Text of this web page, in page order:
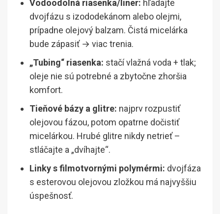
Vodoodolná riasenka/liner: hľadajte
dvojfázu s izododekánom alebo olejmi,
prípadne olejový balzam. Čistá micelárka
bude zápasiť → viac trenia.
„Tubing“ riasenka: stačí vlažná voda + tlak;
oleje nie sú potrebné a zbytočne zhoršia
komfort.
Tieňové bázy a glitre: najprv rozpustiť
olejovou fázou, potom opatrne dočistiť
micelárkou. Hrubé glitre nikdy netrieť –
stláčajte a „dvíhajte“.
Linky s filmotvornými polymérmi: dvojfáza
s esterovou olejovou zložkou má najvyššiu
úspešnosť.